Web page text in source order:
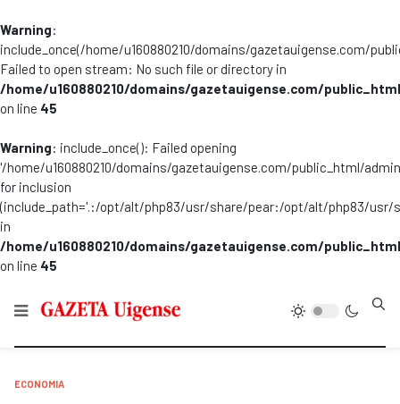
Warning:
include_once(/home/u160880210/domains/gazetauigense.com/
Failed to open stream: No such file or directory in
/home/u160880210/domains/gazetauigense.com/
on line 45
Warning: include_once(): Failed opening
'/home/u160880210/domains/gazetauigense.com/public_html/
for inclusion
(include_path='.:/opt/alt/php83/usr/share/pear:/opt/alt/php83/
in
/home/u160880210/domains/gazetauigense.com/
on line 45
ECONOMIA